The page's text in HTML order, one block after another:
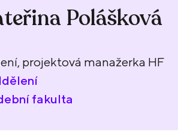
Polášková
projektová manažerka HF
fakulta